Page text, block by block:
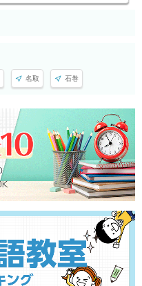
名取 石巻